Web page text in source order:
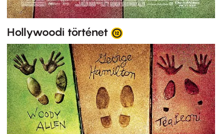
Hollywoodi történet